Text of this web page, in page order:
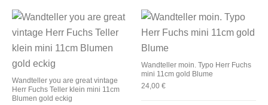
Wandteller you are great vintage
Herr Fuchs Teller klein mini 11cm
Blumen gold eckig
Wandteller moin. Typo Herr Fuchs
mini 11cm gold Blume
24,00 €